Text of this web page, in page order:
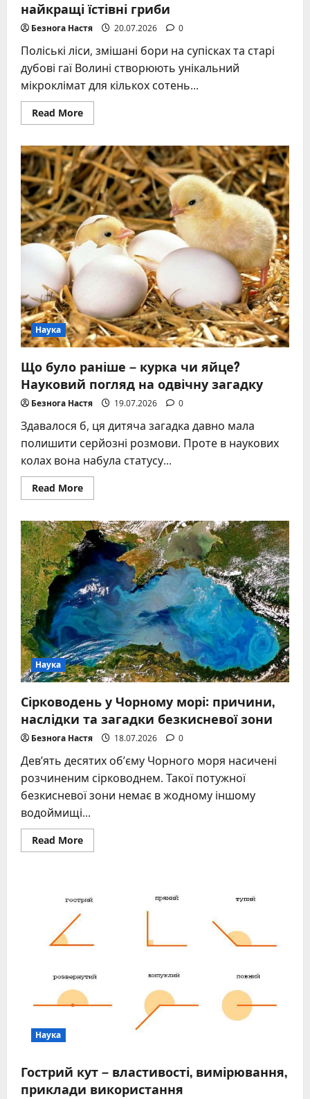
найкращі їстівні гриби
Безнога Настя 20.07.2026 0
Поліські ліси, змішані бори на супісках та старі
дубові гаї Волині створюють унікальний
мікроклімат для кількох сотень...
Read MoreRead
more
тихого
полювання
на
Волині:
найкращі
їстівні
гриби
Наука
Що було раніше – курка чи яйце?
Науковий погляд на одвічну загадку
Безнога Настя 19.07.2026 0
Здавалося б, ця дитяча загадка давно мала
полишити серйозні розмови. Проте в наукових
колах вона набула статусу...
Read MoreRead
more
було
раніше
–
курка
чи
яйце?
Науковий
погляд
на
одвічну
загадку
Наука
Сірководень у Чорному морі: причини,
наслідки та загадки безкисневої зони
Безнога Настя 18.07.2026 0
Дев’ять десятих об’єму Чорного моря насичені
розчиненим сірководнем. Такої потужної
безкисневої зони немає в жодному іншому
водоймищі...
Read MoreRead
more
морі:
причини,
безкисневої
Наука
Гострий кут – властивості, вимірювання,
приклади використання